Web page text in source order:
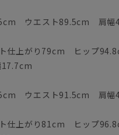
ウエスト89.5cm 肩
ト仕上がり79cm ヒップ
ウエスト91.5cm 肩
ト仕上がり81cm ヒップ